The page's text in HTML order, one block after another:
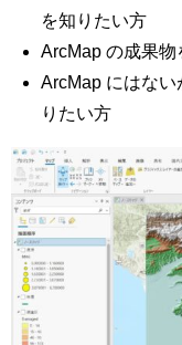
を知りたい方
ArcMap の成果
ArcMap にはな
りたい方